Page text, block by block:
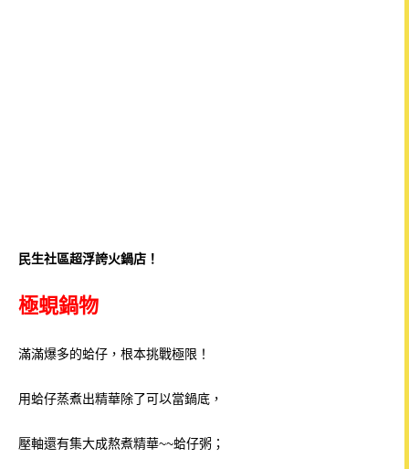
民生社區超浮誇火鍋店！
極蜆鍋物
滿滿爆多的蛤仔，根本挑戰極限！
用蛤仔蒸煮出精華除了可以當鍋底，
壓軸還有集大成熬煮精華~~蛤仔粥；